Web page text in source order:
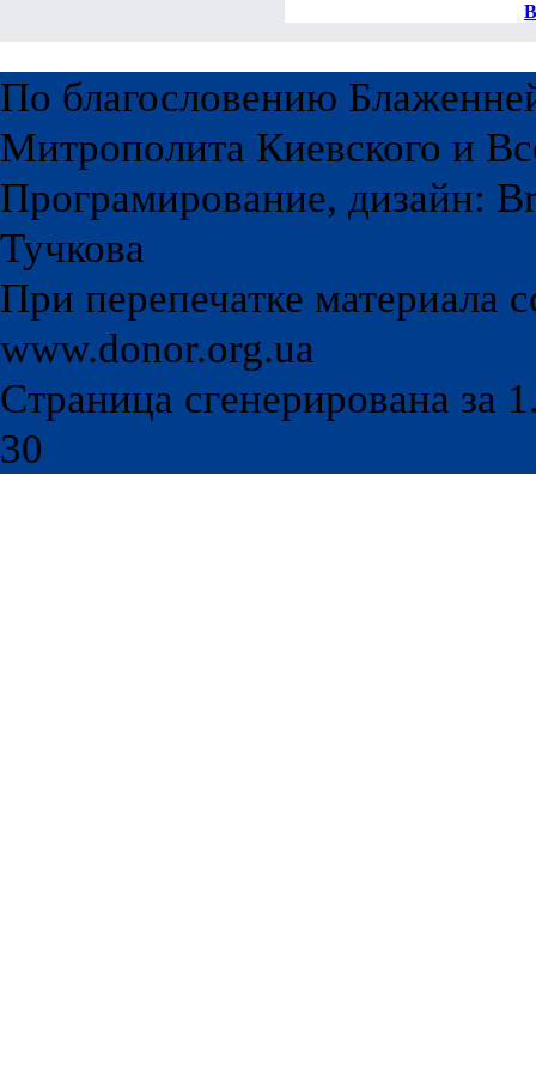
По благословению
Митрополита Киевского и
Програмирование, дизайн:
Тучкова
При перепечатке материала
www.donor.org.ua
Страница сгенерирована за
30